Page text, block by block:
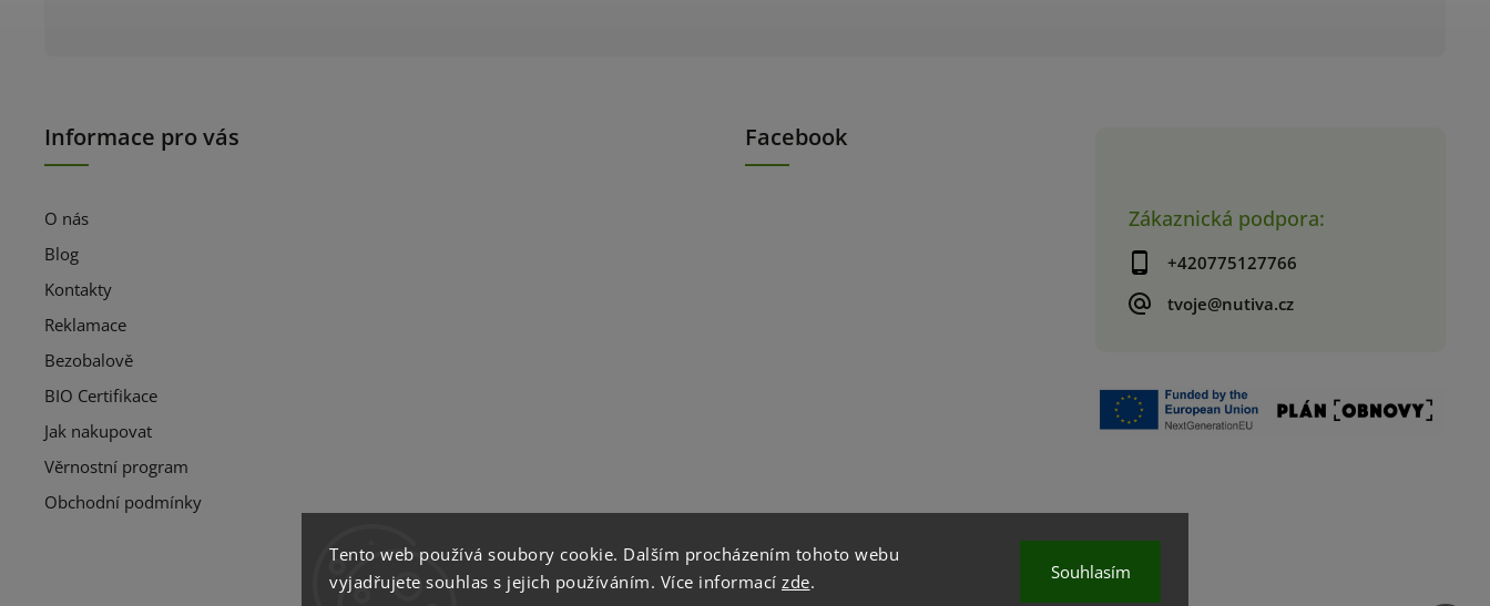
Tento web používá soubory cookie. Dalším procházením tohoto webu
vyjadřujete souhlas s jejich používáním. Více informací zde. Souhlasím
Zákaznická podpora:
+420775127766
tvoje@nutiva.cz
Informace pro vás
O nás
Blog
Kontakty
Reklamace
Bezobalově
BIO Certifikace
Jak nakupovat
Věrnostní program
Obchodní podmínky
Facebook